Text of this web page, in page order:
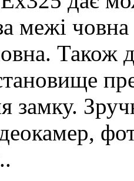
межі
Також
замку.